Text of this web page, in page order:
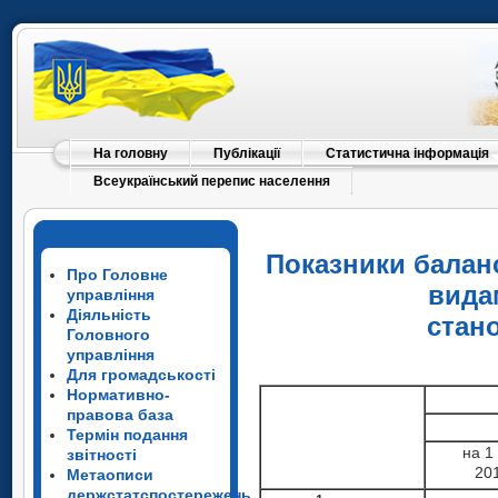
На головну Публікації
Статистична інформація
Всеукраїнський перепис населення
Про Головне
управління
Діяльність
Головного
управління
Для громадськості
Нормативно-
правова база
Термін подання
звітності
Метаописи
Показники
на 1
на
1